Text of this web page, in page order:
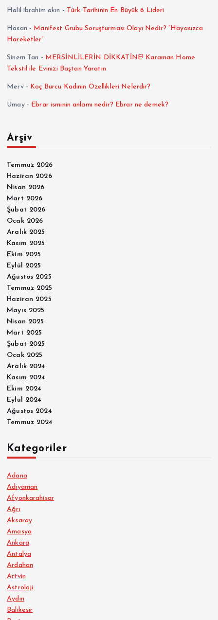
Halil ibrahim akın - Türk Tarihinin En Büyük 6 Lideri
Hasan - Manifest Grubu Soruşturması Olayı Nedir? “Hayasızca
Hareketler”
Sinem Tan - MERSİNLİLERİN DİKKATİNE! Karaman Home
Tekstil ile Evinizi Baştan Yaratın
Merv- Koç Burcu Kadının Özellikleri Nelerdir?
Umay- Ebrar isminin anlamı nedir? Ebrar ne demek?
Arşiv
Temmuz 2026
Haziran 2026
Nisan 2026
Mart 2026
Şubat 2026
Ocak 2026
Aralık 2025
Kasım 2025
Ekim 2025
Eylül 2025
Ağustos 2025
Temmuz 2025
Haziran 2025
Mayıs 2025
Nisan 2025
Mart 2025
Şubat 2025
Ocak 2025
Aralık 2024
Kasım 2024
Ekim 2024
Eylül 2024
Ağustos 2024
Temmuz 2024
Kategoriler
Adana
Adıyaman
Afyonkarahisar
Ağrı
Aksaray
Amasya
Ankara
Antalya
Ardahan
Artvin
Astroloji
Aydın
Balıkesir